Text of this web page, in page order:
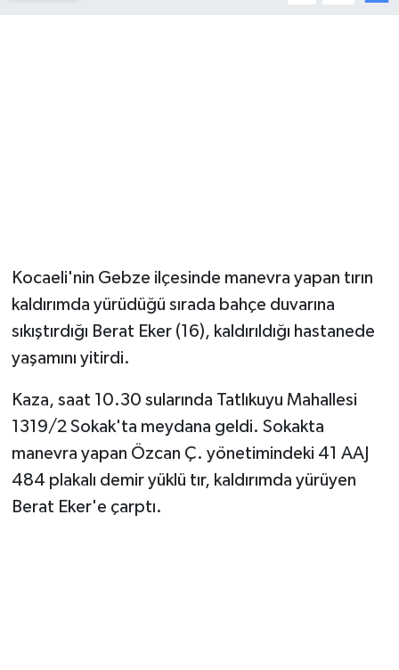
Kocaeli'nin Gebze ilçesinde manevra yapan tırın
kaldırımda yürüdüğü sırada bahçe duvarına
sıkıştırdığı Berat Eker (16), kaldırıldığı hastanede
yaşamını yitirdi.
Kaza, saat 10.30 sularında Tatlıkuyu Mahallesi
1319/2 Sokak'ta meydana geldi. Sokakta
manevra yapan Özcan Ç. yönetimindeki 41 AAJ
484 plakalı demir yüklü tır, kaldırımda yürüyen
Berat Eker'e çarptı.